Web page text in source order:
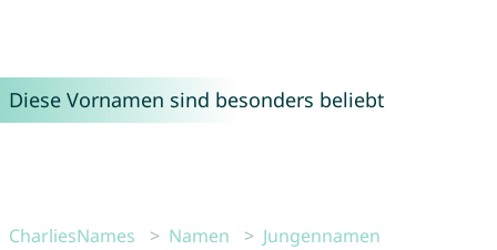
Diese Vornamen sind besonders beliebt
CharliesNames Namen
Jungennamen